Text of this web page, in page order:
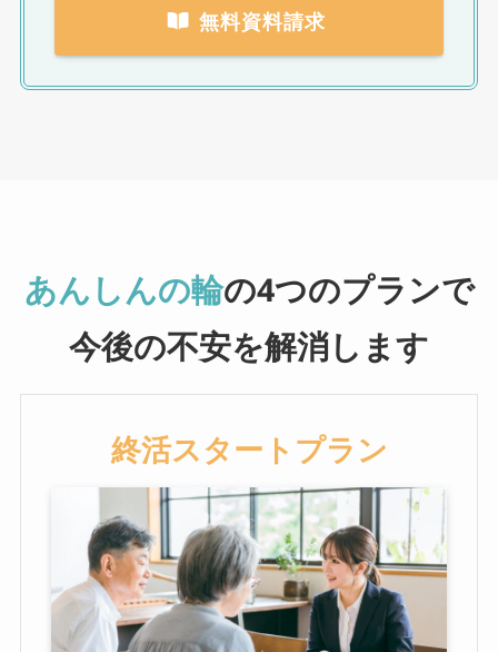
無料資料請求
あんしんの輪の4つのプランで
今後の不安を解消します
終活スタートプラン